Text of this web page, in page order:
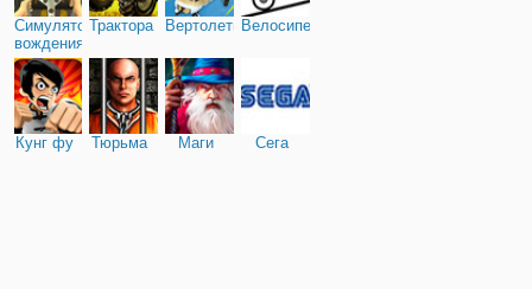
Симулятор
вождения
Трактора ВертолетыВелосипед
Кунг фу Тюрьма Маги Сега